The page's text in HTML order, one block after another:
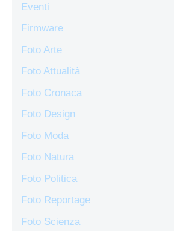
Eventi
Firmware
Foto Arte
Foto Attualità
Foto Cronaca
Foto Design
Foto Moda
Foto Natura
Foto Politica
Foto Reportage
Foto Scienza